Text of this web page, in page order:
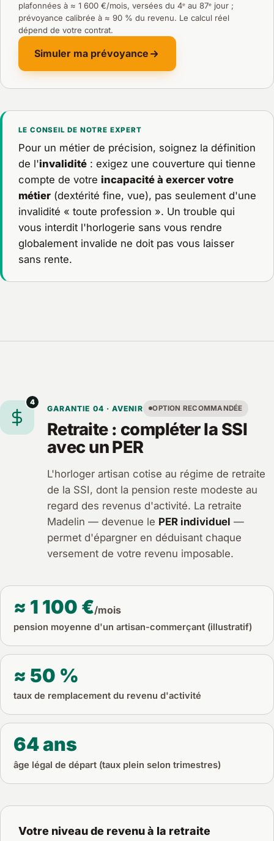
plafonnées à ≈ 1 600 €/mois, versées du 4ᵉ au 87ᵉ jour ;
prévoyance calibrée à ≈ 90 % du revenu. Le calcul réel
dépend de votre contrat.
Simuler ma prévoyance
LE CONSEIL DE NOTRE EXPERT
Pour un métier de précision, soignez la définition
de l'invalidité: exigez une couverture qui tienne
compte de votre incapacité à exercer votre
métier(dextérité fine, vue), pas seulement d'une
invalidité « toute profession ». Un trouble qui
vous interdit l'horlogerie sans vous rendre
globalement invalide ne doit pas vous laisser
sans rente.
4
GARANTIE 04 · AVENIR OPTION RECOMMANDÉE
Retraite : compléter la SSI
avec un PER
L'horloger artisan cotise au régime de retraite
de la SSI, dont la pension reste modeste au
regard des revenus d'activité. La retraite
Madelin — devenue le PER individuel —
permet d'épargner en déduisant chaque
versement de votre revenu imposable.
≈ 1 100 €/mois
pension moyenne d'un artisan-commerçant (illustratif)
≈ 50 %
taux de remplacement du revenu d'activité
64 ans
âge légal de départ (taux plein selon trimestres)
Votre niveau de revenu à la retraite